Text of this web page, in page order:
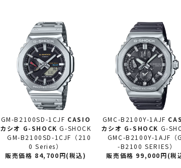
GM-B2100SD-1CJF CASIO
カシオ G-SHOCKG-SHOCK
GM-B2100SD-1CJF（210
0 Series）
販売価格 84,700円(税込)
GMC-B2100Y-1AJF
カシオ G-SHOCK G-
GMC-B2100Y-1AJF（
-B2100 SERIES）
販売価格 99,000円(税